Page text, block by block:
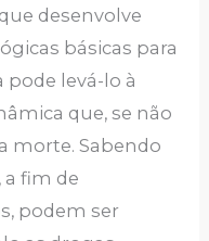
desenvolve
básicas para
pode levá-lo à
que, se não
morte. Sabendo
a fim de
podem ser